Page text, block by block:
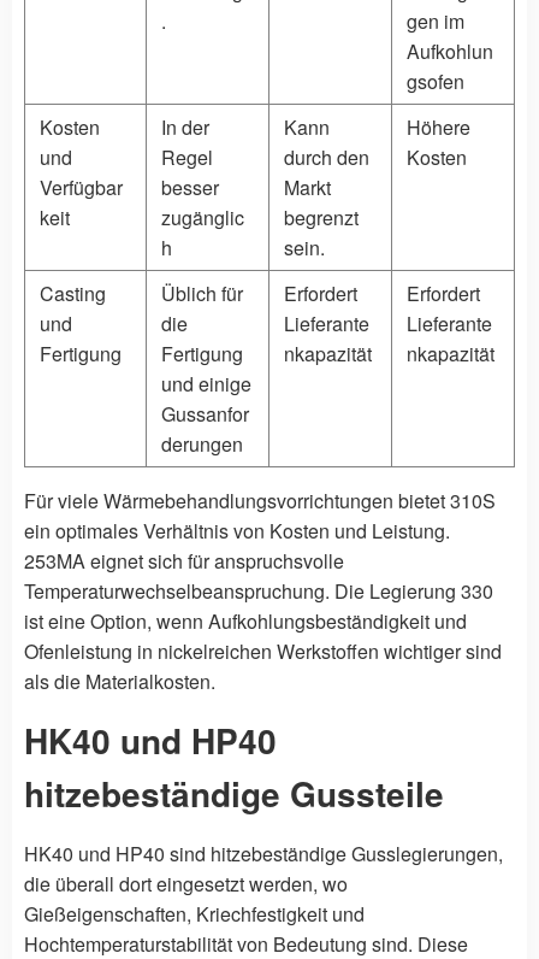
.
gen im
Aufkohlun
gsofen
Kosten
und
Verfügbar
keit
In der
Regel
besser
zugänglic
h
Kann
durch den
Markt
begrenzt
sein.
Höhere
Kosten
Casting
und
Fertigung
Üblich für
die
Fertigung
und einige
Gussanfor
derungen
Erfordert
Lieferante
nkapazität
Erfordert
Lieferante
nkapazität
Für viele Wärmebehandlungsvorrichtungen bietet 310S
ein optimales Verhältnis von Kosten und Leistung.
253MA eignet sich für anspruchsvolle
Temperaturwechselbeanspruchung. Die Legierung 330
ist eine Option, wenn Aufkohlungsbeständigkeit und
Ofenleistung in nickelreichen Werkstoffen wichtiger sind
als die Materialkosten.
HK40 und HP40
hitzebeständige Gussteile
HK40 und HP40 sind hitzebeständige Gusslegierungen,
die überall dort eingesetzt werden, wo
Gießeigenschaften, Kriechfestigkeit und
Hochtemperaturstabilität von Bedeutung sind. Diese